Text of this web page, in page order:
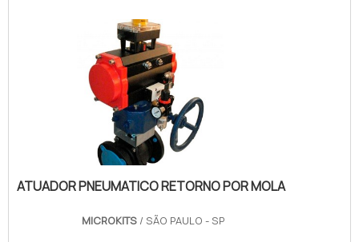
essenciais para controle de fluxo em
tubulações, fabricadas em materiais como
aço inox, carbono ou bronze. Disponíveis
em diferentes modelos, como esfera,
gaveta e globo, garantem vedação
eficiente e operação precisa em sistemas
hidráulicos, pneumáticos e industriais.
ATUADOR PNEUMATICO RETORNO POR MOLA
MICROKITS/ SÃO PAULO - SP